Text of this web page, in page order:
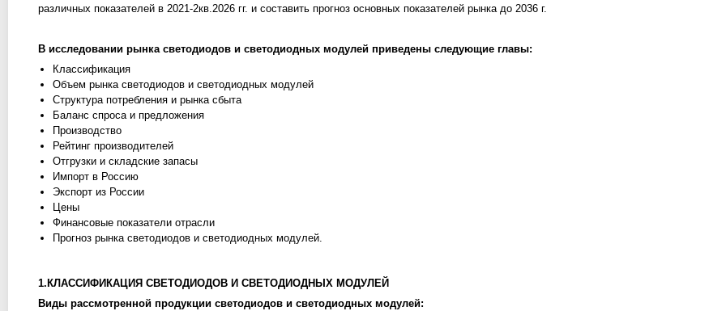
различных показателей в 2021-2кв.2026 гг. и составить прогноз основных показателей рынка до 2036 г.
В исследовании рынка светодиодов и светодиодных модулей приведены следующие главы:
Классификация
Объем рынка светодиодов и светодиодных модулей
Структура потребления и рынка сбыта
Баланс спроса и предложения
Производство
Рейтинг производителей
Отгрузки и складские запасы
Импорт в Россию
Экспорт из России
Цены
Финансовые показатели отрасли
Прогноз рынка светодиодов и светодиодных модулей.
1.КЛАССИФИКАЦИЯ СВЕТОДИОДОВ И СВЕТОДИОДНЫХ МОДУЛЕЙ
Виды рассмотренной продукции светодиодов и светодиодных модулей: